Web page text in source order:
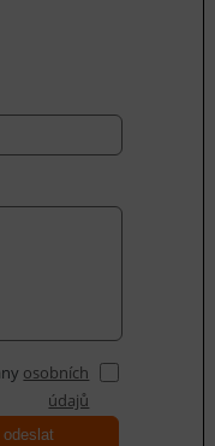
osobních
údajů
odeslat